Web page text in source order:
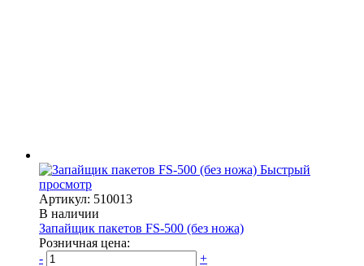
Быстрый
просмотр
Артикул: 510013
В наличии
Запайщик пакетов FS-500 (без ножа)
Розничная цена:
-
+